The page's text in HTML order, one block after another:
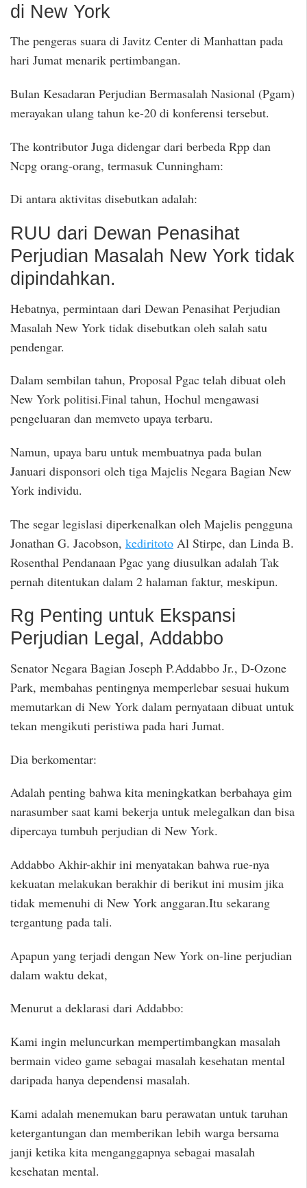
di New York
The pengeras suara di Javitz Center di Manhattan pada
hari Jumat menarik pertimbangan.
Bulan Kesadaran Perjudian Bermasalah Nasional (Pgam)
merayakan ulang tahun ke-20 di konferensi tersebut.
The kontributor Juga didengar dari berbeda Rpp dan
Ncpg orang-orang, termasuk Cunningham:
Di antara aktivitas disebutkan adalah:
RUU dari Dewan Penasihat
Perjudian Masalah New York tidak
dipindahkan.
Hebatnya, permintaan dari Dewan Penasihat Perjudian
Masalah New York tidak disebutkan oleh salah satu
pendengar.
Dalam sembilan tahun, Proposal Pgac telah dibuat oleh
New York politisi.Final tahun, Hochul mengawasi
pengeluaran dan memveto upaya terbaru.
Namun, upaya baru untuk membuatnya pada bulan
Januari disponsori oleh tiga Majelis Negara Bagian New
York individu.
The segar legislasi diperkenalkan oleh Majelis pengguna
Jonathan G. Jacobson, kediritoto Al Stirpe, dan Linda B.
Rosenthal Pendanaan Pgac yang diusulkan adalah Tak
pernah ditentukan dalam 2 halaman faktur, meskipun.
Rg Penting untuk Ekspansi
Perjudian Legal, Addabbo
Senator Negara Bagian Joseph P.Addabbo Jr., D-Ozone
Park, membahas pentingnya memperlebar sesuai hukum
memutarkan di New York dalam pernyataan dibuat untuk
tekan mengikuti peristiwa pada hari Jumat.
Dia berkomentar:
Adalah penting bahwa kita meningkatkan berbahaya gim
narasumber saat kami bekerja untuk melegalkan dan bisa
dipercaya tumbuh perjudian di New York.
Addabbo Akhir-akhir ini menyatakan bahwa rue-nya
kekuatan melakukan berakhir di berikut ini musim jika
tidak memenuhi di New York anggaran.Itu sekarang
tergantung pada tali.
Apapun yang terjadi dengan New York on-line perjudian
dalam waktu dekat,
Menurut a deklarasi dari Addabbo:
Kami ingin meluncurkan mempertimbangkan masalah
bermain video game sebagai masalah kesehatan mental
daripada hanya dependensi masalah.
Kami adalah menemukan baru perawatan untuk taruhan
ketergantungan dan memberikan lebih warga bersama
janji ketika kita menganggapnya sebagai masalah
kesehatan mental.